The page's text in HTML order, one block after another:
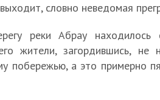
словно неведомая
реки Абрау находилось
жители, загордившись, не
побережью, а это примерно